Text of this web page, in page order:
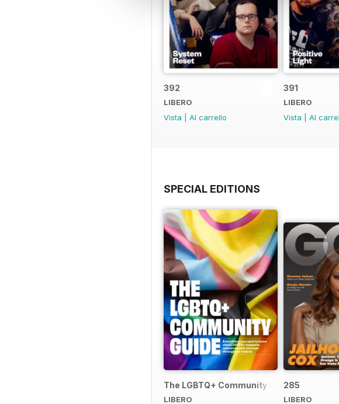
392
LIBERO
Vista
Al carrello
391
LIBERO
Vista
Al
SPECIAL EDITIONS
The LGBTQ+ Community Guide
LIBERO
285
LIBERO